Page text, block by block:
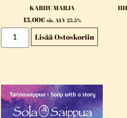
KARHU MARJA
13,00€ sis. ALV 25,5%
Lisää Ostoskoriin